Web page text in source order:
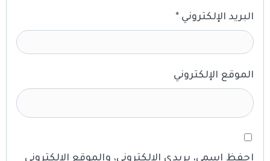
البريد الإلكتروني *
الموقع الإلكتروني
احفظ اسمي، بريدي الإلكتروني، والموقع الإلكتروني